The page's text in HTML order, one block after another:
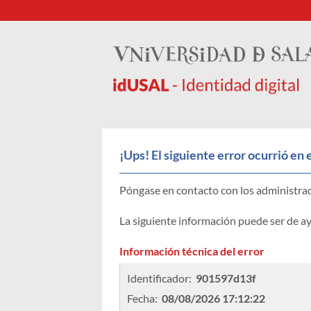
¡Ups! El siguiente error ocurrió en
Póngase en contacto con los
La siguiente información puede ser de
Información técnica del error
Identificador: 901597d13f
Fecha: 08/08/2026 17:12:22